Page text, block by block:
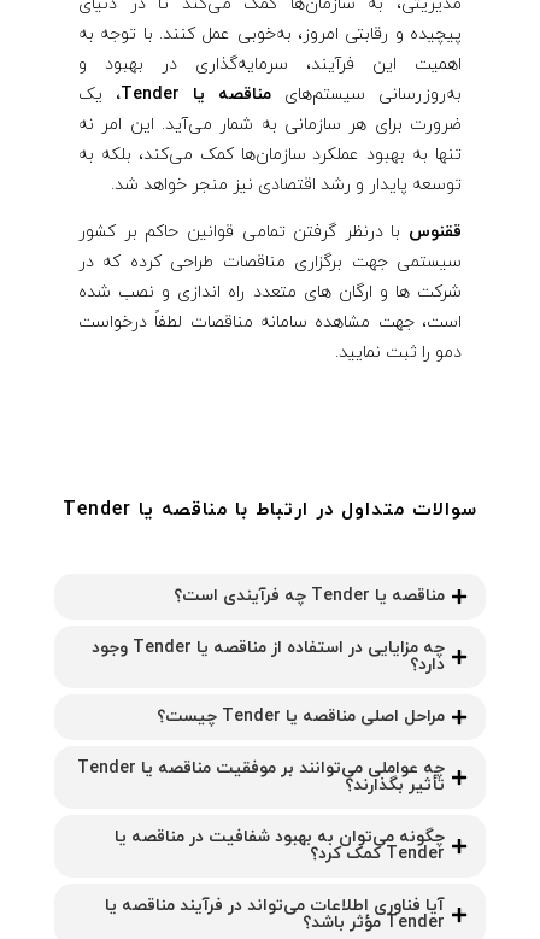
پیچیده و رقابتی امروز، به‌خوبی عمل کنند. با توجه به
اهمیت این فرآیند، سرمایه‌گذاری در بهبود و
به‌روزرسانی سیستم‌های مناقصه یا Tender،
یک
ضرورت برای هر سازمانی به شمار می‌آید. این امر نه
تنها به بهبود عملکرد سازمان‌ها کمک می‌کند، بلکه به
توسعه پایدار و رشد اقتصادی نیز منجر خواهد شد.
ققنوس با درنظر گرفتن تمامی قوانین حاکم بر کشور
سیستمی جهت برگزاری مناقصات طراحی کرده که در
شرکت ها و ارگان های متعدد راه اندازی و نصب شده
است، جهت مشاهده سامانه مناقصات لطفاً درخواست
دمو را ثبت نمایید.
سوالات متداول در ارتباط با مناقصه یا Tender
مناقصه یا Tender چه فرآیندی است؟
چه مزایایی در استفاده از مناقصه یا Tender وجود
دارد؟
مراحل اصلی مناقصه یا Tender چیست؟
چه عواملی می‌توانند بر موفقیت مناقصه یا Tender
تأثیر بگذارند؟
چگونه می‌توان به بهبود شفافیت در مناقصه یا
Tender کمک کرد؟
آیا فناوری اطلاعات می‌تواند در فرآیند مناقصه یا
Tender مؤثر باشد؟